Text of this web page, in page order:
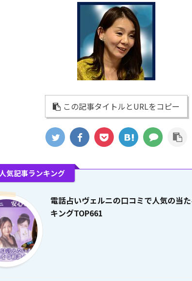
この記事タイトルとURLをコピー
気記事ランキング
電話占いヴェルニの口コミで人気の当
キングTOP661